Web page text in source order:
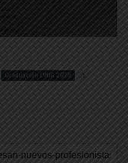
Graduación UNIG 2025 1